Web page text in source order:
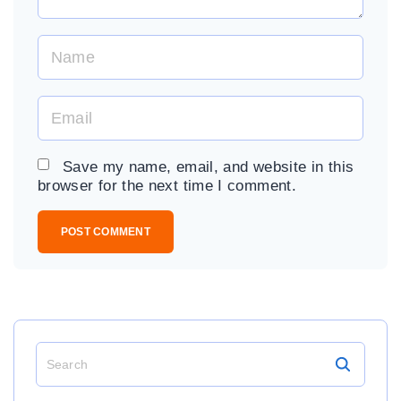
m
a
i
l
Save my name, email, and website in this
browser for the next time I comment.